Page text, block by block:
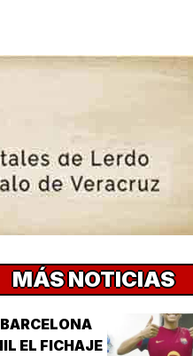
MÁS NOTICIAS
BARCELONA
EL FICHAJE